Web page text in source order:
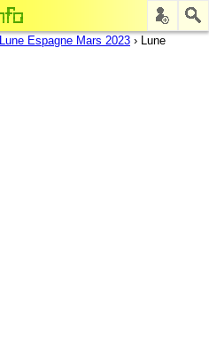
Lune Espagne Mars 2023 › Lune